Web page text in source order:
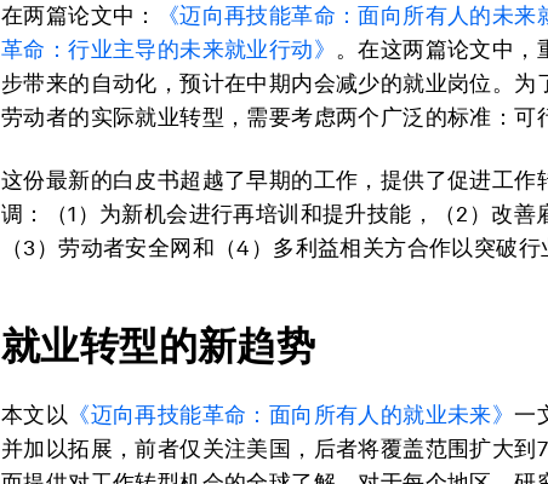
在两篇论文中：
《迈向再技能革命：面向所有人的未来
革命：行业主导的未来就业行动》 。在这两篇论文中，
步带来的自动化，预计在中期内会减少的就业岗位。为
劳动者的实际就业转型，需要考虑两个广泛的标准：可
这份最新的白皮书超越了早期的工作，提供了促进工作
调：（1）为新机会进行再培训和提升技能，（2）改善
（3）劳动者安全网和（4）多利益相关方合作以突破行
就业转型的新趋势
本文以 《迈向再技能革命：面向所有人的就业未来》一
并加以拓展，前者仅关注美国，后者将覆盖范围扩大到